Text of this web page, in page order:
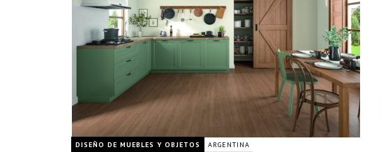
DISEÑO DE MUEBLES Y OBJETOS ARGENTINA